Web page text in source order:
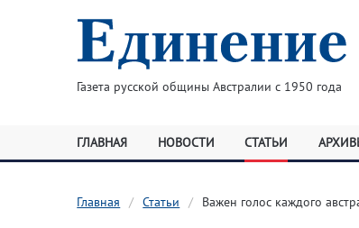
Газета русской общины Австралии с 1950 года
ГЛАВНАЯ НОВОСТИ СТАТЬИ
Главная Статьи Важен голос каждого